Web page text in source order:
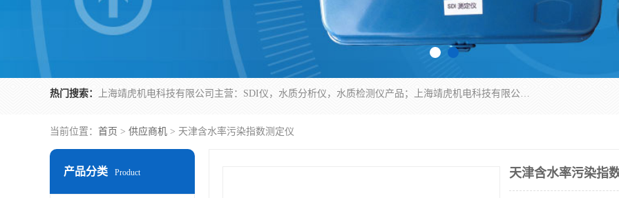
热门搜索： 上海靖虎机电科技有限公司主营：SDI仪，水质分析仪，水质检测仪产品；上海靖虎机电科技有限公司在专业制造和研发等方面的强大的平台优势，利用自身在自动化仪表、自控系统及环保监测仪器的专长，以优良的技术，优越的产品质量和良好的服务质量与广大客户真诚合作。
当前位置： 首页 > 供应商机 > 天津含水率污染指数测定仪
产品分类 Product 天津含水率污染指